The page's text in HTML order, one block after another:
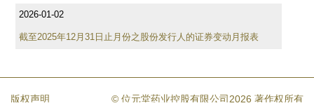
2026-01-02
截至2025年12月31日止月份之股份发行人的证券变动月报表
© 位元堂药业控股有限公司2026 著作权所有
版权声明